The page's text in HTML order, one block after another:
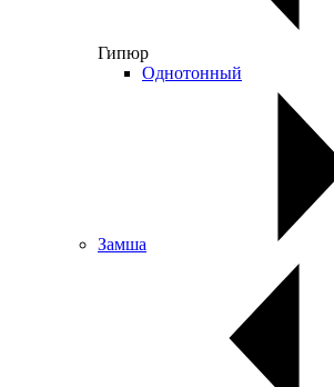
Гипюр
Однотонный
Замша